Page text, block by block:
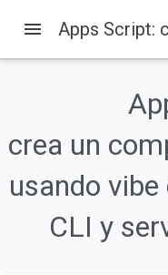
2. Qué aprenderás
3. Configuración y
4. Configura tu entorno
5. Configura tu entorno
menu
crea un
usando
CLI y